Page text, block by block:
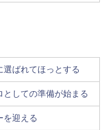
ばれてほっとする
しての準備が始まる
を迎える